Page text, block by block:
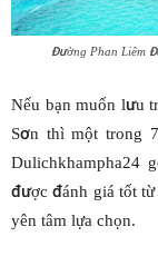
Đường Phan Liêm
Nếu bạn muốn lưu
Sơn thì một trong
Dulichkhampha24
được đánh giá tốt
yên tâm lựa chọn.